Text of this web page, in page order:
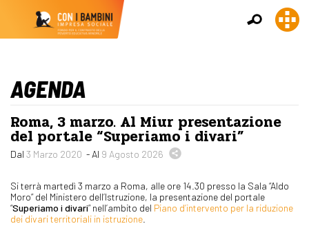
AGENDA
Roma, 3 marzo. Al Miur presentazione
del portale “Superiamo i divari”
Dal 3 Marzo 2020 - Al 9 Agosto 2026
Si terrà martedì 3 marzo a Roma, alle ore 14.30 presso la Sala “Aldo
Moro” del Ministero dell’Istruzione, la presentazione del portale
“Superiamo i divari” nell’ambito del Piano d’intervento per la riduzione
dei divari territoriali in istruzione